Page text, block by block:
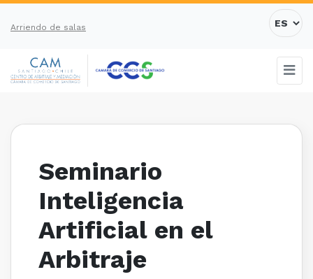
Arriendo de salas
Seminario
Inteligencia
Artificial en el
Arbitraje